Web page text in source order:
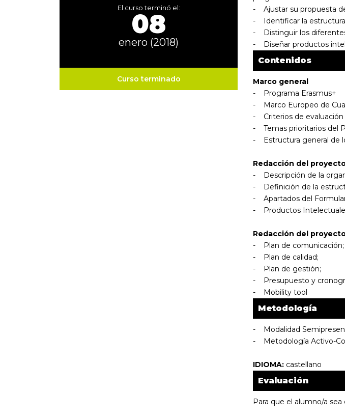
El curso terminó el:
08
enero (2018)
Curso terminado
- Ajustar su propuesta
- Identificar la estructura
- Distinguir los
- Diseñar productos
Contenidos
Marco general
- Programa Erasmus+
- Marco Europeo de
- Criterios de
- Temas prioritarios del
- Estructura general de
Redacción del
- Descripción de la
- Definición de la
- Apartados del
- Productos
Redacción del
- Plan de comunicación;
- Plan de calidad;
- Plan de gestión;
- Presupuesto y
- Mobility tool
Metodología
- Modalidad
- Metodología Activo-
IDIOMA: castellano
Evaluación
Para que el alumno/a